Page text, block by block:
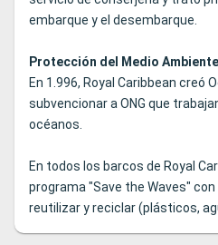
embarque y el desembarque.
Protección del Medio Ambiente
En 1.996, Royal Caribbean creó
subvencionar a ONG que
océanos.
En todos los barcos de Royal
programa "Save the Waves"
reutilizar y reciclar (plásticos,